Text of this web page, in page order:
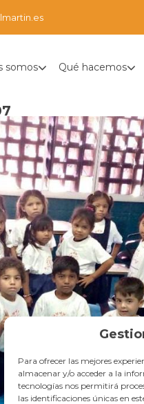
Para ofrecer las mejores
almacenar y/o acceder a la
tecnologías nos permitirá
las identificaciones únicas en
somos Qué hacemos